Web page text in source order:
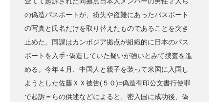
の偽造パスポートが、紛失や盗難にあったパスポート
の写真と氏名だけを取り替えたものであることを突き
止めた。同課はカンボジア拠点が組織的に日本のパス
ポートを入手･偽造していた疑いが強いとみて捜査を進
める。今年４月、中国人と親子を装って米国に入国し
ようとした佐藤ＸＸ被告(５０)=偽造有印公文書行使罪
で起訴＝らの供述などによると、密入国に成功後、偽